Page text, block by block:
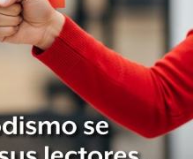
ciudadana está vacía
Leer después